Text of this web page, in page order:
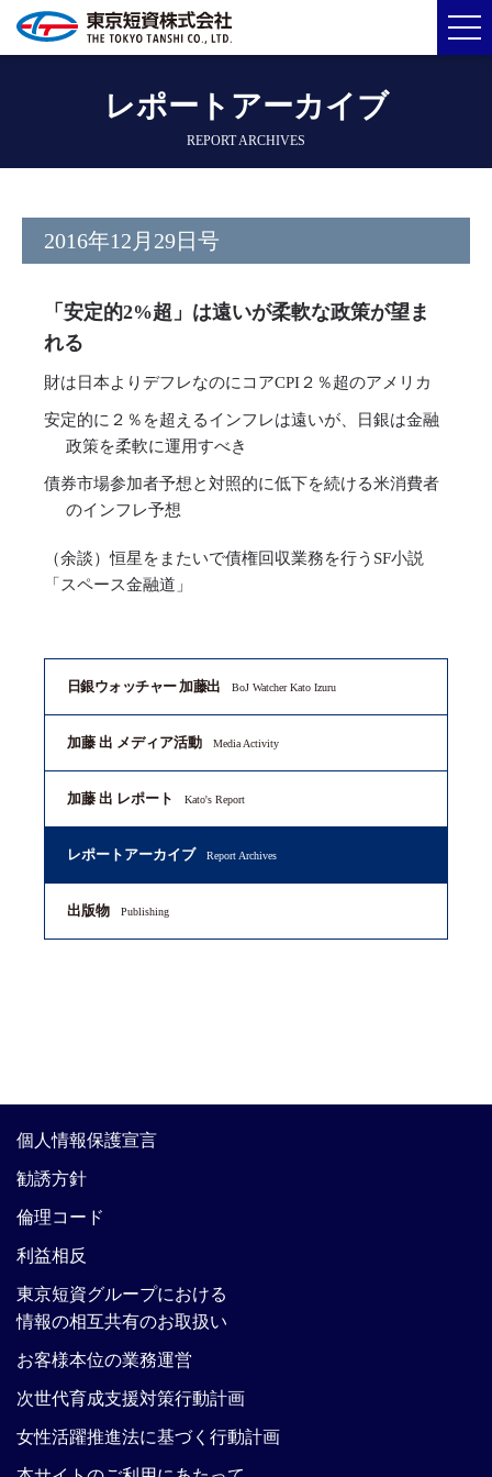
レポートアーカイブ
REPORT ARCHIVES
2016年12月29日号
「安定的2%超」は遠いが柔軟な政策が望ま
れる
財は日本よりデフレなのにコアCPI２％超のアメリカ
安定的に２％を超えるインフレは遠いが、日銀は金融
政策を柔軟に運用すべき
債券市場参加者予想と対照的に低下を続ける米消費者
のインフレ予想
（余談）恒星をまたいで債権回収業務を行うSF小説
「スペース金融道」
日銀ウォッチャー 加藤出 BoJ Watcher Kato Izuru
加藤 出 メディア活動 Media Activity
加藤 出 レポート Kato's Report
レポートアーカイブ Report Archives
出版物 Publishing
個人情報保護宣言
勧誘方針
倫理コード
利益相反
東京短資グループにおける
情報の相互共有のお取扱い
お客様本位の業務運営
次世代育成支援対策行動計画
女性活躍推進法に基づく行動計画